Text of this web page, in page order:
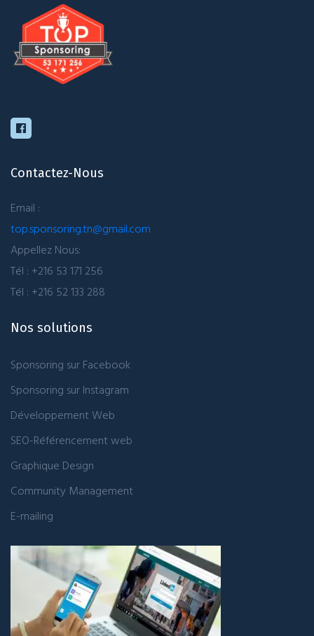
Contactez-Nous
Email :
top.sponsoring.tn@gmail.com
Appellez Nous:
Tél : +216 53 171 256
Tél : +216 52 133 288
Nos solutions
Sponsoring sur Facebook
Sponsoring sur Instagram
Développement Web
SEO-Référencement web
Graphique Design
Community Management
E-mailing